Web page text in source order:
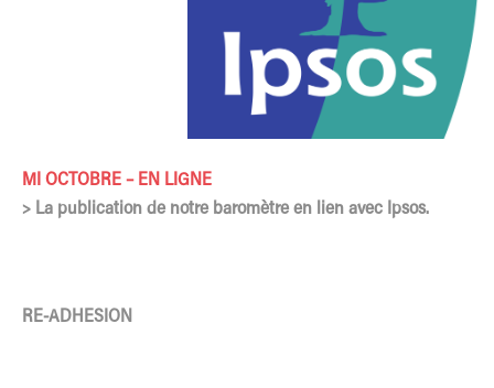
MI OCTOBRE – EN LIGNE
> La publication de notre baromètre en lien avec Ipsos.
RE-ADHESION